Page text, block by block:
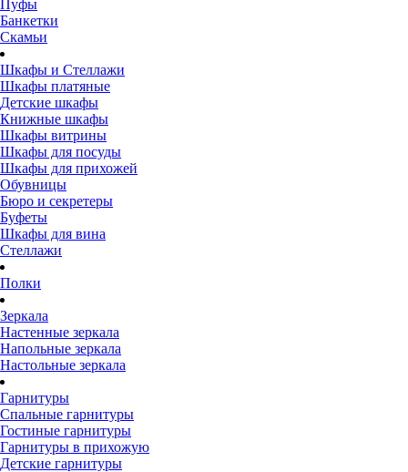
Пуфы
Банкетки
Скамьи
Шкафы и Стеллажи
Шкафы платяные
Детские шкафы
Книжные шкафы
Шкафы витрины
Шкафы для посуды
Шкафы для прихожей
Обувницы
Бюро и секретеры
Буфеты
Шкафы для вина
Стеллажи
Полки
Зеркала
Настенные зеркала
Напольные зеркала
Настольные зеркала
Гарнитуры
Спальные гарнитуры
Гостиные гарнитуры
Гарнитуры в прихожую
Детские гарнитуры